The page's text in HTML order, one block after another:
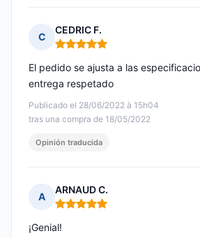
C
CEDRIC F.
Nota: 5 de 5
Publicado el 28/06/2022 à 15h04
tras una compra de 18/05/2022
El pedido se ajusta a las
entrega respetado
Opinión traducida
A
ARNAUD C.
Nota: 5 de 5
¡Genial!